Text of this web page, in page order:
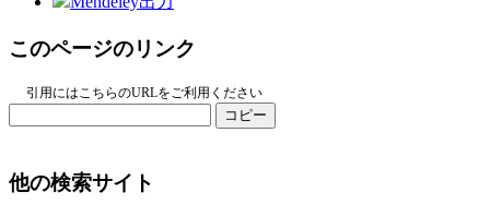
このページのリンク
引用にはこちらのURLをご利用ください
コピー
他の検索サイト